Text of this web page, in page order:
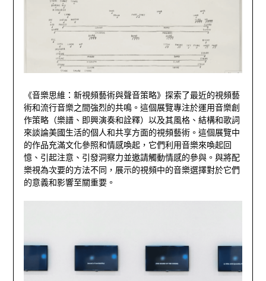
《音樂思維：新視頻藝術與聲音策略》探索了最近的視頻藝
術和流行音樂之間強烈的共鳴。這個展覽專注於運用音樂創
作策略（樂譜、即興演奏和詮釋）以及其風格、結構和歌詞
來談論美國生活的個人和共享方面的視頻藝術。這個展覽中
的作品充滿文化參照和情感喚起，它們利用音樂來喚起回
憶、引起注意、引發洞察力並邀請觸動情感的參與。與將配
樂視為次要的方法不同，展示的視頻中的音樂選擇對於它們
的意義和影響至關重要。